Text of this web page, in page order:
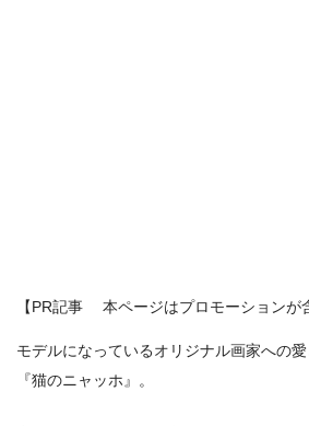
【PR記事 本ページはプロモーションが
モデルになっているオリジナル画家への
『猫のニャッホ』。